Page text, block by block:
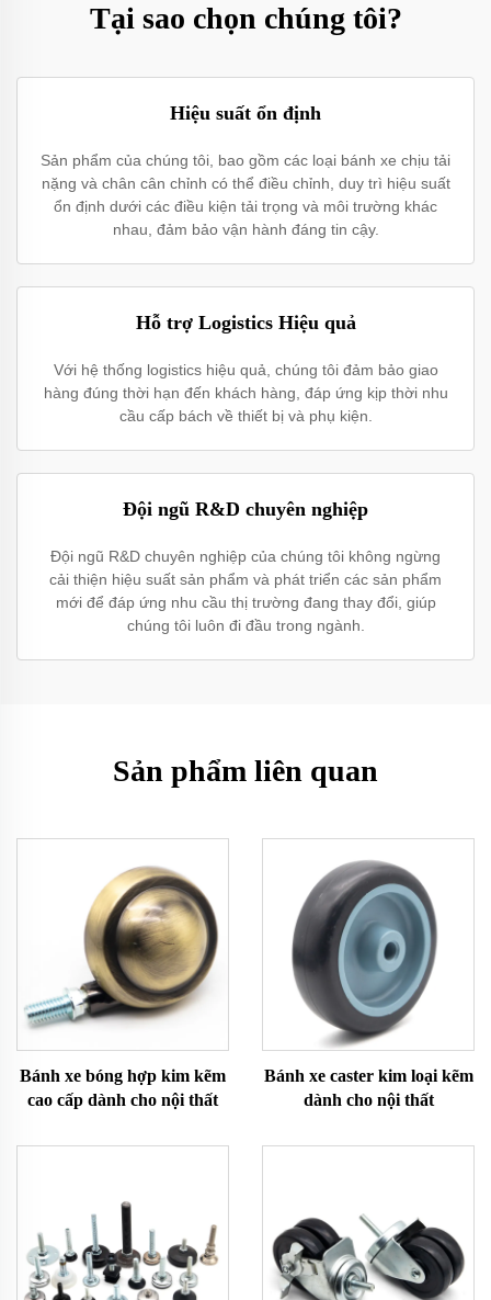
Tại sao chọn chúng tôi?
Hiệu suất ổn định
Sản phẩm của chúng tôi, bao gồm các loại bánh xe chịu tải
nặng và chân cân chỉnh có thể điều chỉnh, duy trì hiệu suất
ổn định dưới các điều kiện tải trọng và môi trường khác
nhau, đảm bảo vận hành đáng tin cậy.
Hỗ trợ Logistics Hiệu quả
Với hệ thống logistics hiệu quả, chúng tôi đảm bảo giao
hàng đúng thời hạn đến khách hàng, đáp ứng kịp thời nhu
cầu cấp bách về thiết bị và phụ kiện.
Đội ngũ R&D chuyên nghiệp
Đội ngũ R&D chuyên nghiệp của chúng tôi không ngừng
cải thiện hiệu suất sản phẩm và phát triển các sản phẩm
mới để đáp ứng nhu cầu thị trường đang thay đổi, giúp
chúng tôi luôn đi đầu trong ngành.
Sản phẩm liên quan
Bánh xe bóng hợp kim kẽm
cao cấp dành cho nội thất
Bánh xe caster kim loại kẽm
dành cho nội thất